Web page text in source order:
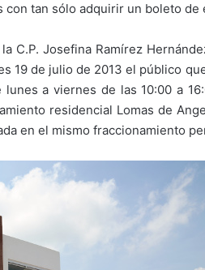
tan sólo adquirir un boleto de
C.P. Josefina Ramírez
19 de julio de 2013 el público
a viernes de las 10:00 a
residencial Lomas de
en el mismo fraccionamiento